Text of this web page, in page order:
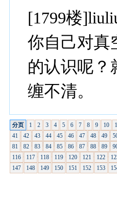
[1799楼
你自己对真
的认识呢？
缠不清。
分页 1 2 3 4 5 6 7 8 9 10
41
42 43 44 45 46 47 48 49
81
82 83 84 85 86 87 88 89
116
117 118 119 120 121 122
147
148 149 150 151 152 153